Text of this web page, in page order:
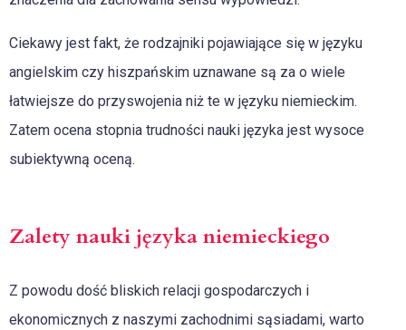
Ciekawy jest fakt, że rodzajniki pojawiające się w języku
angielskim czy hiszpańskim uznawane są za o wiele
łatwiejsze do przyswojenia niż te w języku niemieckim.
Zatem ocena stopnia trudności nauki języka jest wysoce
subiektywną oceną.
Zalety nauki języka niemieckiego
Z powodu dość bliskich relacji gospodarczych i
ekonomicznych z naszymi zachodnimi sąsiadami, warto